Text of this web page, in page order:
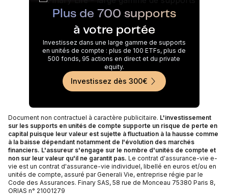
Plus de 700 supports
à votre portée
Investissez dans une large gamme de supports
en unités de compte : plus de 100 ETFs, plus de
500 fonds, 95 actions en direct et du private
equity.
Investissez dès 300€
Document non contractuel à caractère publicitaire. L'investissement
sur les supports en unités de compte supporte un risque de perte en
capital puisque leur valeur est sujette à fluctuation à la hausse comme
à la baisse dépendant notamment de l'évolution des marchés
financiers. L'assureur s'engage sur le nombre d'unités de compte et
non sur leur valeur qu'il ne garantit pas. Le contrat d'assurance-vie e-
vie est un contrat d'assurance-vie individuel, libellé en euros et/ou en
unités de compte, assuré par Generali Vie, entreprise régie par le
Code des Assurances. Finary SAS, 58 rue de Monceau 75380 Paris 8,
ORIAS n° 21001279